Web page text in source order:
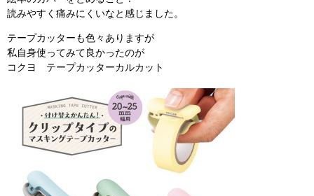
読みやすく痛みにくいなと感じました。
テープカッターも色々ありますが
私自身使ってみて良かったのが
コクヨ テープカッターカルカット